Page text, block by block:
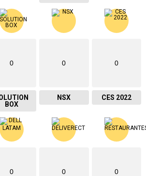
0
BOX
0
NSX
0
CES 2022
0 0 0